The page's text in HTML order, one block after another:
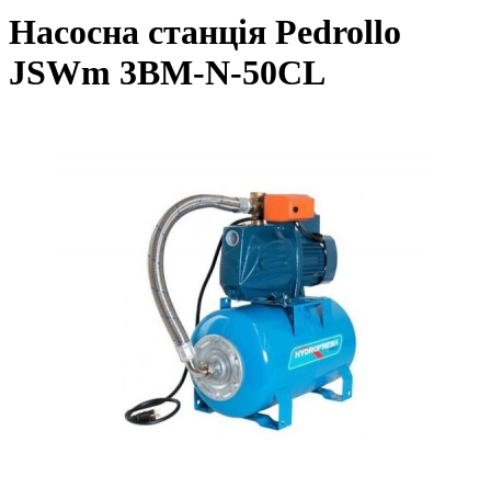
Насосна станція Pedrollo
JSWm 3BM-N-50CL